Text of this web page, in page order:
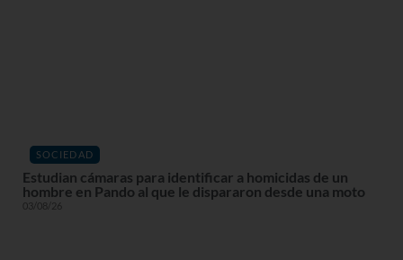
SOCIEDAD
Estudian cámaras para identificar a homicidas de un
hombre en Pando al que le dispararon desde una moto
03/08/26